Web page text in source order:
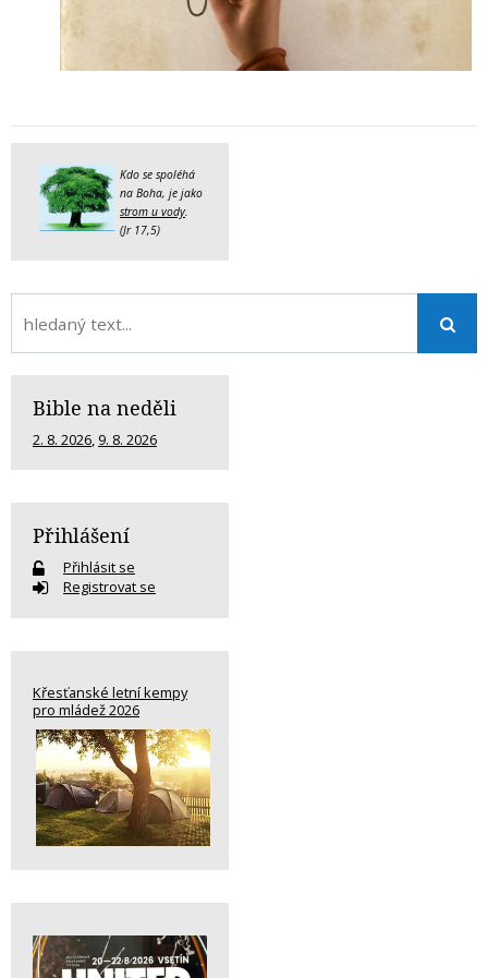
Kdo se spoléhá
na Boha, je jako
strom u vody.
(Jr 17,5)
Bible na neděli
2. 8. 2026, 9. 8. 2026
Přihlášení
Přihlásit se
Registrovat se
Křesťanské letní kempy
pro mládež 2026